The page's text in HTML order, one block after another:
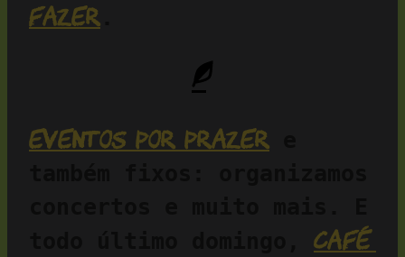
fazer
Eventos por prazer
café